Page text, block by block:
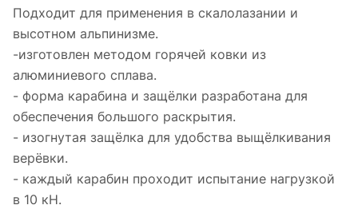
Подходит для применения в скалолазании и
высотном альпинизме.
-изготовлен методом горячей ковки из
алюминиевого сплава.
- форма карабина и защёлки разработана для
обеспечения большого раскрытия.
- изогнутая защёлка для удобства выщёлкивания
верёвки.
- каждый карабин проходит испытание нагрузкой
в 10 кН.